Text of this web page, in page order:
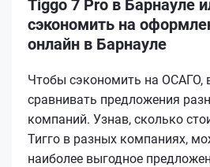
Tiggo 7 Pro в Барнауле
сэкономить на
онлайн в Барнауле
Чтобы сэкономить на ОСАГО,
сравнивать предложения
компаний. Узнав, сколько
Тигго в разных компаниях,
наиболее выгодное